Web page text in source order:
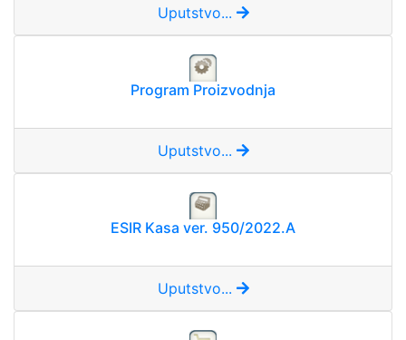
Uputstvo...
Program Proizvodnja
Uputstvo...
ESIR Kasa ver. 950/2022.A
Uputstvo...